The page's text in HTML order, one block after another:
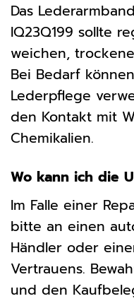
Das
IQ23Q199 sollte
weichen,
Bei Bedarf
Lederpflege
den Kontakt mit
Chemikalien.
Wo kann ich die
Im Falle einer
bitte an einen
Händler oder
Vertrauens.
und den